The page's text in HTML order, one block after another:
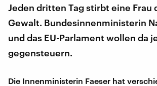
Jeden dritten Tag stirbt eine Frau
Gewalt. Bundesinnenministerin
und das EU-Parlament wollen da
gegensteuern.
Die Innenministerin Faeser hat